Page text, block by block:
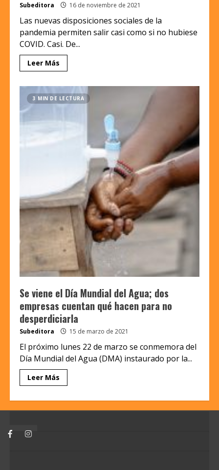
Subeditora 16 de noviembre de 2021
Las nuevas disposiciones sociales de la
pandemia permiten salir casi como si no hubiese
COVID. Casi. De...
Leer Más
3 MIN DE LECTURA
Se viene el Día Mundial del Agua; dos
empresas cuentan qué hacen para no
desperdiciarla
Subeditora 15 de marzo de 2021
El próximo lunes 22 de marzo se conmemora del
Día Mundial del Agua (DMA) instaurado por la...
Leer Más
FacebookInstagram